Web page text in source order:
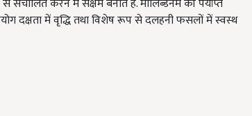
संचालित करने में सक्षम बनाते हैं. मोलिब्डेनम की पर्याप्त
दक्षता में वृद्धि तथा विशेष रूप से दलहनी फसलों में स्वस्थ